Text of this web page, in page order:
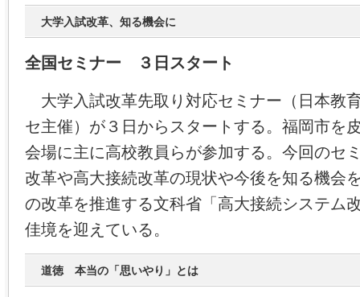
大学入試改革、知る機会に
全国セミナー ３日スタート
大学入試改革先取り対応セミナー（日本教
セ主催）が３日からスタートする。福岡市を
会場に主に高校教員らが参加する。今回のセ
改革や高大接続改革の現状や今後を知る機会
の改革を推進する文科省「高大接続システム
佳境を迎えている。
道徳 本当の「思いやり」とは